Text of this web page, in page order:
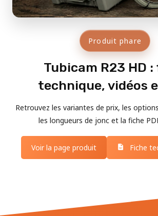
Produit phare
Tubicam R23 HD :
technique, vidéos
Retrouvez les variantes de prix, les
les longueurs de jonc et la fiche
Voir la page produit Fiche